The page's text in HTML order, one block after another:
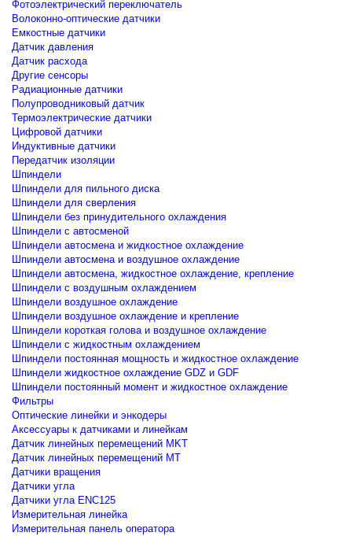
Фотоэлектрический переключатель
Волоконно-оптические датчики
Емкостные датчики
Датчик давления
Датчик расхода
Другие сенсоры
Радиационные датчики
Полупроводниковый датчик
Термоэлектрические датчики
Цифровой датчики
Индуктивные датчики
Передатчик изоляции
Шпиндели
Шпиндели для пильного диска
Шпиндели для сверления
Шпиндели без принудительного охлаждения
Шпиндели с автосменой
Шпиндели автосмена и жидкостное охлаждение
Шпиндели автосмена и воздушное охлаждение
Шпиндели автосмена, жидкостное охлаждение, крепление
Шпиндели с воздушным охлаждением
Шпиндели воздушное охлаждение
Шпиндели воздушное охлаждение и крепление
Шпиндели короткая голова и воздушное охлаждение
Шпиндели с жидкостным охлаждением
Шпиндели постоянная мощность и жидкостное охлаждение
Шпиндели жидкостное охлаждение GDZ и GDF
Шпиндели постоянный момент и жидкостное охлаждение
Фильтры
Оптические линейки и энкодеры
Аксессуары к датчиками и линейкам
Датчик линейных перемещений MKT
Датчик линейных перемещений MT
Датчики вращения
Датчики угла
Датчики угла ENC125
Измерительная линейка
Измерительная панель оператора